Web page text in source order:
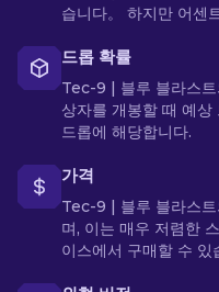
습니다。 하지만 어센
드롭 확률
Tec-9 | 블루 블라스
상자를 개봉할 때 예
드롭에 해당합니다.
가격
Tec-9 | 블루 블라스
며, 이는 매우 저렴한
이스에서 구매할 수 있